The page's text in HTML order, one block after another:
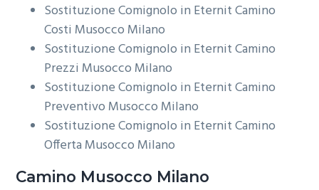
Sostituzione Comignolo in Eternit Camino
Costi Musocco Milano
Sostituzione Comignolo in Eternit Camino
Prezzi Musocco Milano
Sostituzione Comignolo in Eternit Camino
Preventivo Musocco Milano
Sostituzione Comignolo in Eternit Camino
Offerta Musocco Milano
Camino Musocco Milano